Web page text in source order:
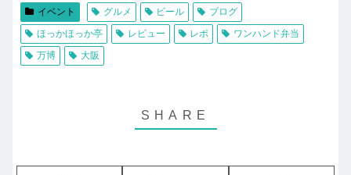
イベント グルメ ビール
ブログ
ほっかほっか亭
レビュー レポ
ワンハンド弁当
万博
大阪